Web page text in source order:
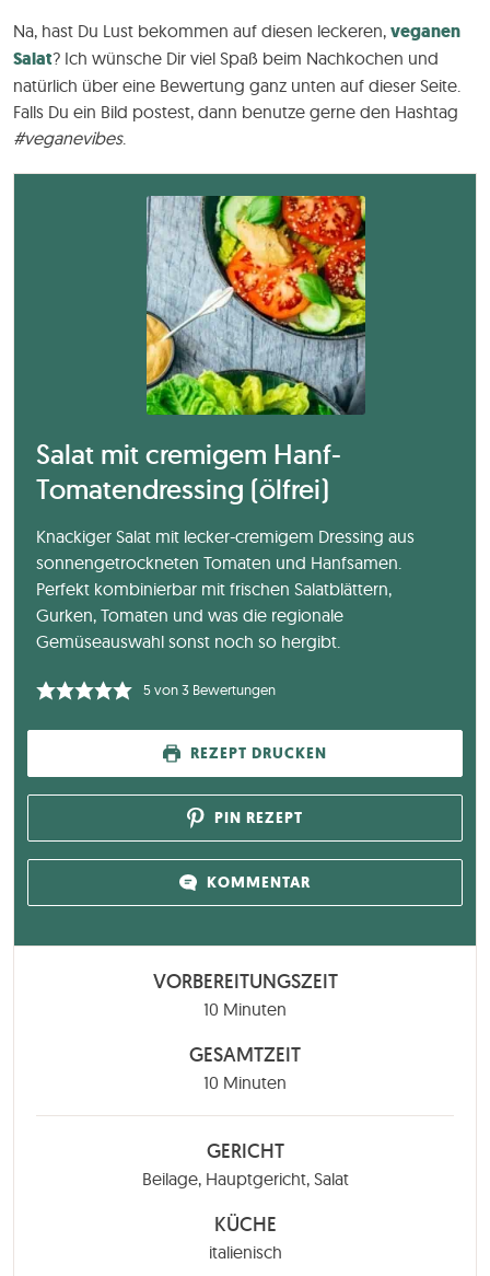
Na, hast Du Lust bekommen auf diesen leckeren, veganen
Salat? Ich wünsche Dir viel Spaß beim Nachkochen und
natürlich über eine Bewertung ganz unten auf dieser Seite.
Falls Du ein Bild postest, dann benutze gerne den Hashtag
#veganevibes.
Salat mit cremigem Hanf-
Tomatendressing (ölfrei)
Knackiger Salat mit lecker-cremigem Dressing aus
sonnengetrockneten Tomaten und Hanfsamen.
Perfekt kombinierbar mit frischen Salatblättern,
Gurken, Tomaten und was die regionale
Gemüseauswahl sonst noch so hergibt.
5von3Bewertungen
REZEPT DRUCKEN
PIN REZEPT
KOMMENTAR
VORBEREITUNGSZEIT
10 Minuten
Minuten
GESAMTZEIT
10 Minuten
Minuten
GERICHT
Beilage, Hauptgericht, Salat
KÜCHE
italienisch